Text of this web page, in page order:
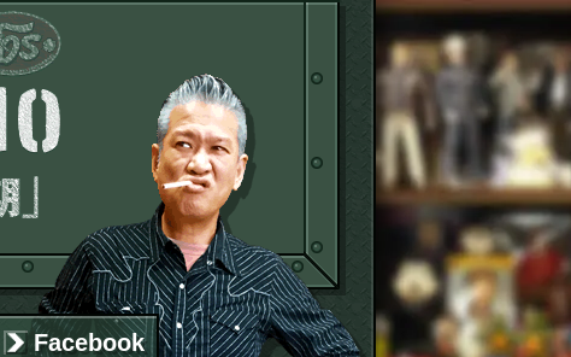
TOSBOI
Facebook